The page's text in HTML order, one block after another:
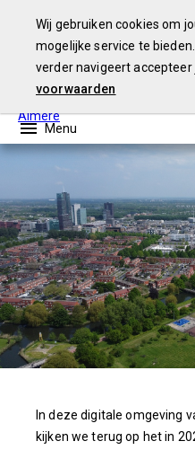
Wij gebruiken cookies om
mogelijke service te
verder navigeert accepteer
voorwaarden
In deze digitale omgeving
kijken we terug op het in